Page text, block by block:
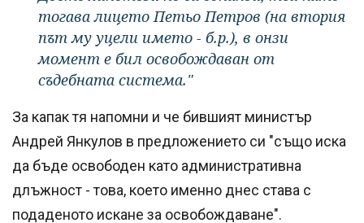
тогава лицето Петьо Петров (на втория
път му уцели името - б.р.), в онзи
момент е бил освобождаван от
съдебната система."
За капак тя напомни и че бившият министър
Андрей Янкулов в предложението си "също иска
да бъде освободен като административна
длъжност - това, което именно днес става с
подаденото искане за освобождаване".